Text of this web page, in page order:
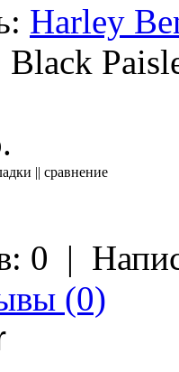
Harley
Black
|| сравнение
0 |
(0)